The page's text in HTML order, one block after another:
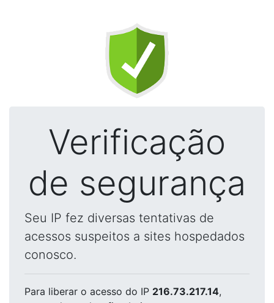
Verificação
de segurança
Seu IP fez diversas tentativas de
acessos suspeitos a sites hospedados
conosco.
Para liberar o acesso do IP 216.73.217.14,